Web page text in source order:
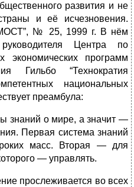
развития и не
и её исчезновения.
№ 25, 1999 г. В нём
Центра по
экономических программ
Гильбо “Технократия
национальных
преамбула:
знаний о мире, а значит —
Первая система знаний
масс. Вторая — для
— управлять.
прослеживается во всех